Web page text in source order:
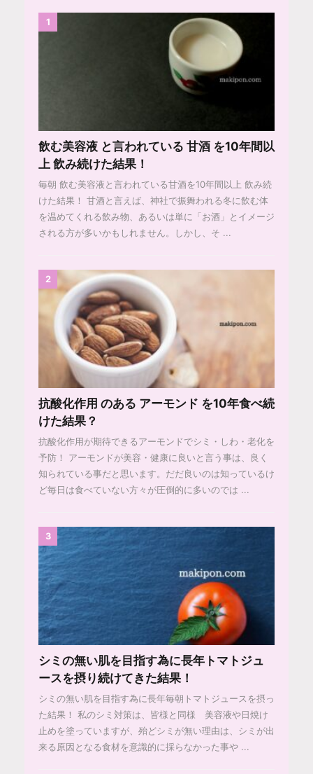
1
飲む美容液 と言われている 甘酒 を10年間以
上 飲み続けた結果！
毎朝 飲む美容液と言われている甘酒を10年間以上 飲み続
けた結果！ 甘酒と言えば、神社で振舞われる冬に飲む体
を温めてくれる飲み物、あるいは単に「お酒」とイメージ
される方が多いかもしれません。しかし、そ ...
2
抗酸化作用 のある アーモンド を10年食べ続
けた結果？
抗酸化作用が期待できるアーモンドでシミ・しわ・老化を
予防！ アーモンドが美容・健康に良いと言う事は、良く
知られている事だと思います。だだ良いのは知っているけ
ど毎日は食べていない方々が圧倒的に多いのでは ...
3
シミの無い肌を目指す為に長年トマトジュ
ースを摂り続けてきた結果！
シミの無い肌を目指す為に長年毎朝トマトジュースを摂っ
た結果！ 私のシミ対策は、皆様と同様 美容液や日焼け
止めを塗っていますが、殆どシミが無い理由は、シミが出
来る原因となる食材を意識的に採らなかった事や ...